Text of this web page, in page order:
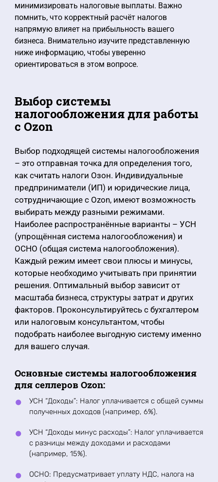
минимизировать налоговые выплаты. Важно
помнить, что корректный расчёт налогов
напрямую влияет на прибыльность вашего
бизнеса. Внимательно изучите представленную
ниже информацию, чтобы уверенно
ориентироваться в этом вопросе.
Выбор системы
налогообложения для работы
с Ozon
Выбор подходящей системы налогообложения
– это отправная точка для определения того,
как считать налоги Озон. Индивидуальные
предприниматели (ИП) и юридические лица,
сотрудничающие с Ozon, имеют возможность
выбирать между разными режимами.
Наиболее распространённые варианты – УСН
(упрощённая система налогообложения) и
ОСНО (общая система налогообложения).
Каждый режим имеет свои плюсы и минусы,
которые необходимо учитывать при принятии
решения. Оптимальный выбор зависит от
масштаба бизнеса, структуры затрат и других
факторов. Проконсультируйтесь с бухгалтером
или налоговым консультантом, чтобы
подобрать наиболее выгодную систему именно
для вашего случая.
Основные системы налогообложения
для селлеров Ozon:
УСН “Доходы”: Налог уплачивается с общей суммы
полученных доходов (например, 6%).
УСН “Доходы минус расходы”: Налог уплачивается
с разницы между доходами и расходами
(например, 15%).
ОСНО: Предусматривает уплату НДС, налога на